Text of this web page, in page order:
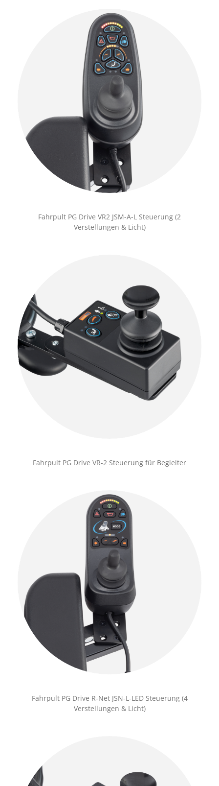
Fahrpult PG Drive VR2 JSM-A-L Steuerung (2
Verstellungen & Licht)
Fahrpult PG Drive VR-2 Steuerung für Begleiter
Fahrpult PG Drive R-Net JSN-L-LED Steuerung (4
Verstellungen & Licht)